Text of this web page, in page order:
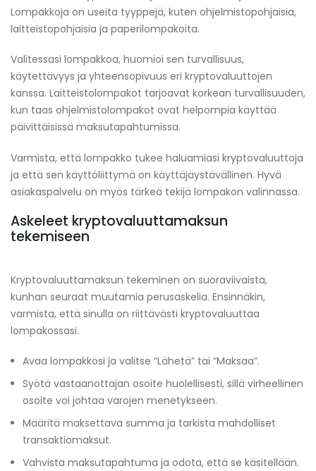
Lompakkoja on useita tyyppejä, kuten ohjelmistopohjaisia,
laitteistopohjaisia ja paperilompakoita.
Valitessasi lompakkoa, huomioi sen turvallisuus,
käytettävyys ja yhteensopivuus eri kryptovaluuttojen
kanssa. Laitteistolompakot tarjoavat korkean turvallisuuden,
kun taas ohjelmistolompakot ovat helpompia käyttää
päivittäisissä maksutapahtumissa.
Varmista, että lompakko tukee haluamiasi kryptovaluuttoja
ja että sen käyttöliittymä on käyttäjäystävällinen. Hyvä
asiakaspalvelu on myös tärkeä tekijä lompakon valinnassa.
Askeleet kryptovaluuttamaksun
tekemiseen
Kryptovaluuttamaksun tekeminen on suoraviivaista,
kunhan seuraat muutamia perusaskelia. Ensinnäkin,
varmista, että sinulla on riittävästi kryptovaluuttaa
lompakossasi.
Avaa lompakkosi ja valitse “Lähetä” tai “Maksaa”.
Syötä vastaanottajan osoite huolellisesti, sillä virheellinen
osoite voi johtaa varojen menetykseen.
Määritä maksettava summa ja tarkista mahdolliset
transaktiomaksut.
Vahvista maksutapahtuma ja odota, että se käsitellään.